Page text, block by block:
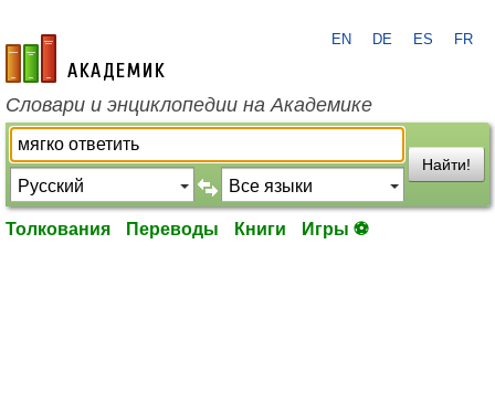
academic.ru
EN DE ES FR
Словари и энциклопедии на Академике
Найти!
Толкования Переводы Книги Игры ⚽